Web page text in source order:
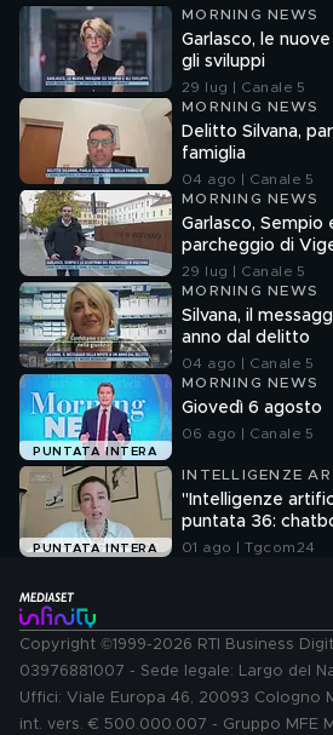
MORNING NEWS
Garlasco, le
gli sviluppi
29 lug | Canale 5
MORNING NEWS
Delitto Silvana,
famiglia
04 ago | Canale 5
MORNING NEWS
Garlasco, Sempio
parcheggio di
29 lug | Canale 5
MORNING NEWS
Silvana, il
anno dal delitto
04 ago | Canale 5
PUNTATA INTERA
MORNING NEWS
Giovedì 6 agosto
06 ago | Canale 5
PUNTATA INTERA
INTELLIGENZE
A NOI
"Intelligenze
puntata 36:
01 ago | Tgcom24
Copyright ©1999-2026 RTI Business
03976881007 - Sede legale: Largo del
Uffici: Viale Europa 46, 20093 Cologno
int. vers. € 500.000.007 - Gruppo MFE